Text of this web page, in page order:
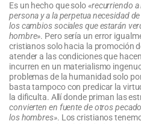
Es un hecho que solo«recurriendo a
persona y a la perpetua necesidad
los cambios sociales que estarán
hombre». Pero sería un error
cristianos solo hacia la promoción
atender a las condiciones que
incurren en un materialismo
problemas de la humanidad solo
basta tampoco con predicar la
la dificulta. Allí donde priman las
convierten en fuente de otros
los hombres». Los cristianos